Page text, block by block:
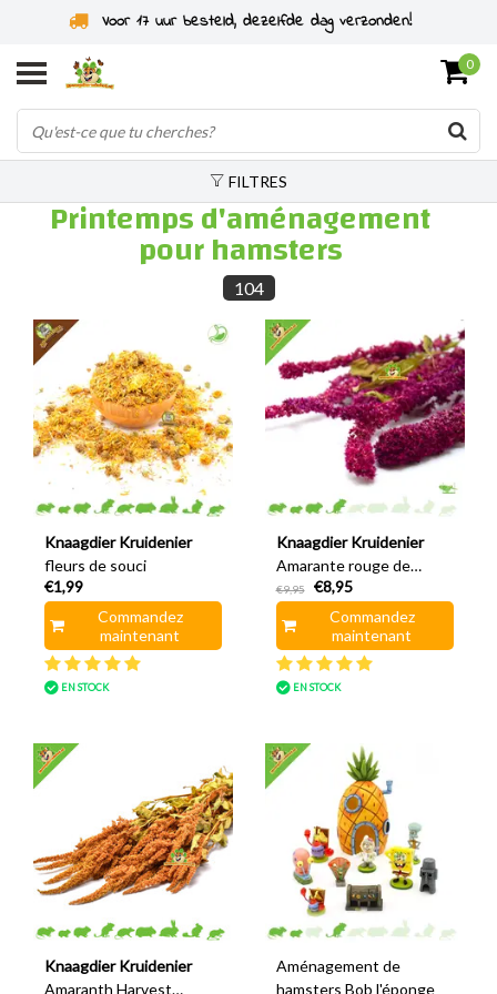
Spécialiste des rongeurs depuis 2011
0
FILTRES
Printemps d'aménagement
pour hamsters
104
Knaagdier Kruidenier
fleurs de souci
€1,99
Commandez
maintenant
EN STOCK
Knaagdier Kruidenier
Amarante rouge de
récolte
€9,95
€8,95
Commandez
maintenant
EN STOCK
Knaagdier Kruidenier
Amaranth Harvest
Aménagement de
hamsters Bob l'éponge